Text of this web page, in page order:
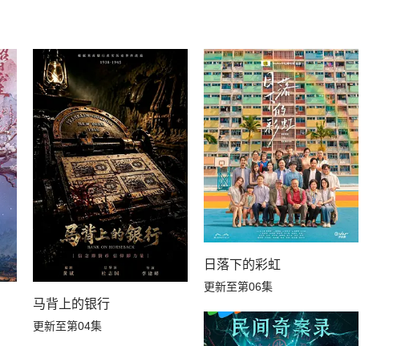
马背上的银行
更新至第04集
日落下的彩虹
更新至第06集